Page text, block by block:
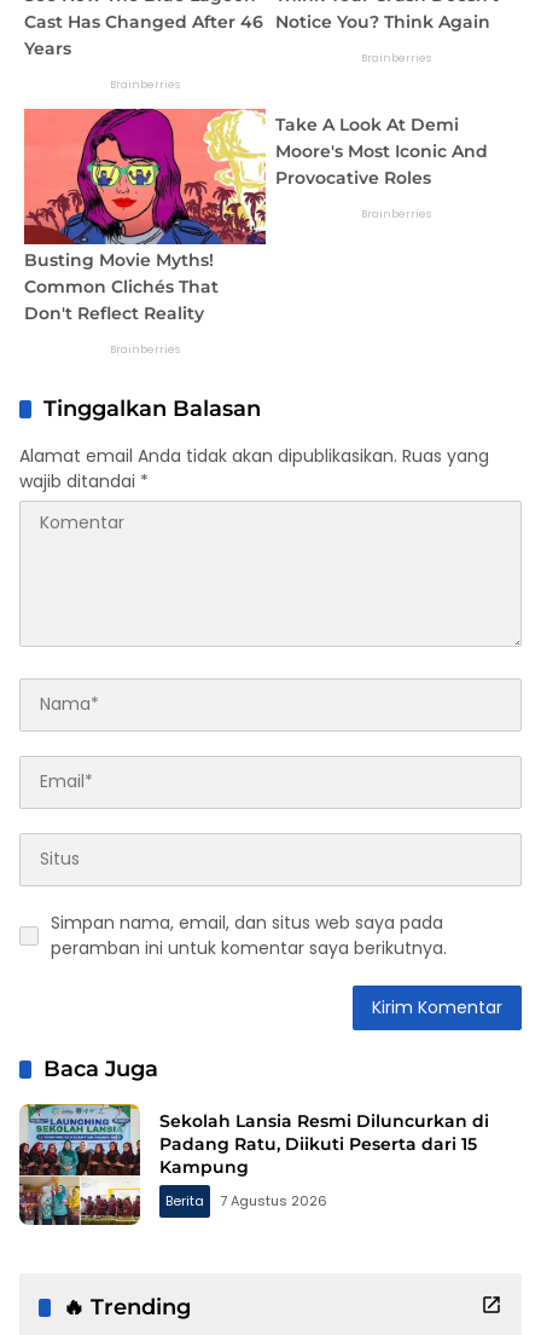
Tinggalkan Balasan
Alamat email Anda tidak akan dipublikasikan. Ruas yang
wajib ditandai *
Simpan nama, email, dan situs web saya pada
peramban ini untuk komentar saya berikutnya.
Baca Juga
Sekolah Lansia Resmi Diluncurkan di
Padang Ratu, Diikuti Peserta dari 15
Kampung
Berita 7 Agustus 2026
🔥 Trending